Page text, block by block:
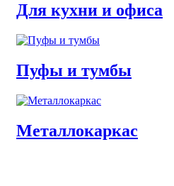
Для кухни и офиса
Пуфы и тумбы
Металлокаркас